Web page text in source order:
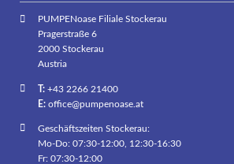
PUMPENoase Filiale Stockerau
Pragerstraße 6
2000 Stockerau
Austria
T:+43 2266 21400
E: office@pumpenoase.at
Geschäftszeiten Stockerau:
Mo-Do: 07:30-12:00, 12:30-16:30
Fr: 07:30-12:00